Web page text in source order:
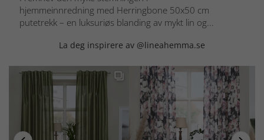
hjemmeinnredning med Herringbone 50x50 cm
putetrekk – en luksuriøs blanding av mykt lin og...
La deg inspirere av @lineahemma.se